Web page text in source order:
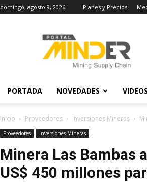
domingo, agosto 9, 2026 Planes y Precios
Actualidad
Minera
PORTADA NOVEDADES VIDEOS
Inicio Proveedores Inversiones Mineras
Proveedores Inversiones Mineras
Minera Las Bambas
US$ 450 millones